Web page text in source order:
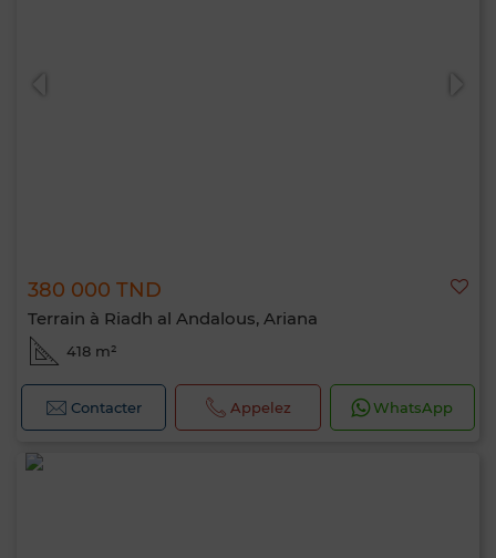
380 000 TND
Terrain à Riadh al Andalous, Ariana
418 m²
Contacter Appelez WhatsApp